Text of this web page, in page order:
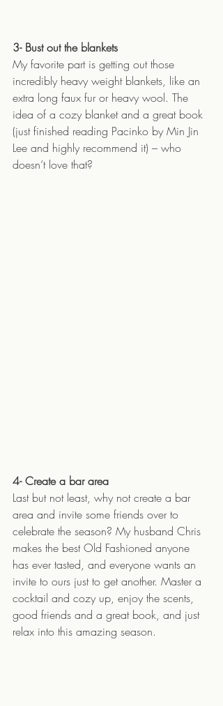
3- Bust out the blankets
My favorite part is getting out those
incredibly heavy weight blankets, like an
extra long faux fur or heavy wool. The
idea of a cozy blanket and a great book
(just finished reading Pacinko by Min Jin
Lee and highly recommend it) – who
doesn’t love that?
4- Create a bar area
Last but not least, why not create a bar
area and invite some friends over to
celebrate the season? My husband Chris
makes the best Old Fashioned anyone
has ever tasted, and everyone wants an
invite to ours just to get another. Master a
cocktail and cozy up, enjoy the scents,
good friends and a great book, and just
relax into this amazing season.